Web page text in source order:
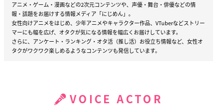
アニメ・ゲーム・漫画などの2次元コンテンツや、声優・舞台・俳優などの情
報・話題をお届けする情報メディア「にじめん」。
女性向けアニメをはじめ、少年アニメやキャラクター作品、VTuberなどストリー
マーにも幅を広げ、オタクが気になる情報を幅広くお届けしています。
さらに、アンケート・ランキング・オタ活（推し活）お役立ち情報など、女性オ
タクがワクワク楽しめるようなコンテンツも発信しています。
VOICE ACTOR